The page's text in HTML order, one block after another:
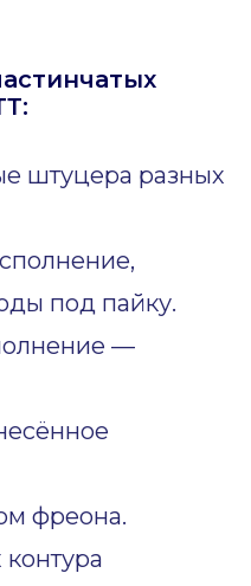
штуцера разных
под пайку.
—
фреона.